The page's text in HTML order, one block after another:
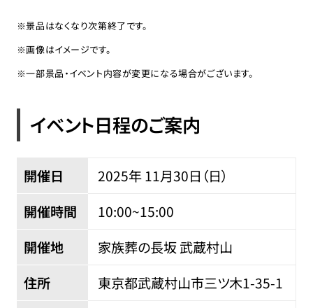
※景品はなくなり次第終了です。
※画像はイメージです。
※一部景品・イベント内容が変更になる場合がございます。
イベント日程のご案内
開催日 2025年 11月30日（日）
開催時間
10:00~15:00
開催地
家族葬の長坂 武蔵村山
住所
東京都武蔵村山市三ツ木1-35-1